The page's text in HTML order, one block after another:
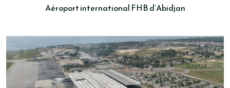
Aéroport international FHB d’Abidjan